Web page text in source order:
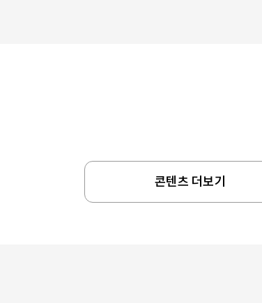
콘텐츠 더보기